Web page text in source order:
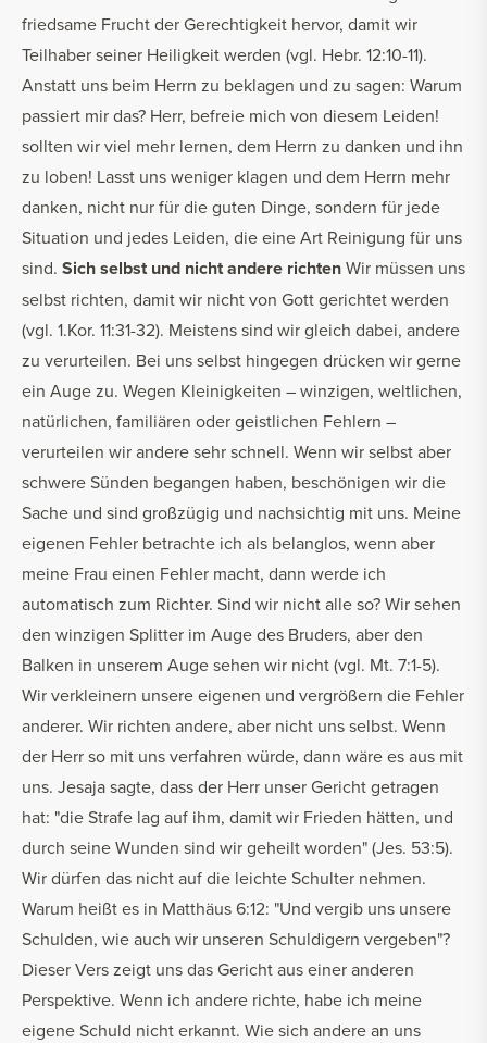
friedsame Frucht der Gerechtigkeit hervor, damit wir
Teilhaber seiner Heiligkeit werden (vgl. Hebr. 12:10-11).
Anstatt uns beim Herrn zu beklagen und zu sagen: Warum
passiert mir das? Herr, befreie mich von diesem Leiden!
sollten wir viel mehr lernen, dem Herrn zu danken und ihn
zu loben! Lasst uns weniger klagen und dem Herrn mehr
danken, nicht nur für die guten Dinge, sondern für jede
Situation und jedes Leiden, die eine Art Reinigung für uns
sind. Sich selbst und nicht andere richtenWir müssen uns
selbst richten, damit wir nicht von Gott gerichtet werden
(vgl. 1.Kor. 11:31-32). Meistens sind wir gleich dabei, andere
zu verurteilen. Bei uns selbst hingegen drücken wir gerne
ein Auge zu. Wegen Kleinigkeiten – winzigen, weltlichen,
natürlichen, familiären oder geistlichen Fehlern –
verurteilen wir andere sehr schnell. Wenn wir selbst aber
schwere Sünden begangen haben, beschönigen wir die
Sache und sind großzügig und nachsichtig mit uns. Meine
eigenen Fehler betrachte ich als belanglos, wenn aber
meine Frau einen Fehler macht, dann werde ich
automatisch zum Richter. Sind wir nicht alle so? Wir sehen
den winzigen Splitter im Auge des Bruders, aber den
Balken in unserem Auge sehen wir nicht (vgl. Mt. 7:1-5).
Wir verkleinern unsere eigenen und vergrößern die Fehler
anderer. Wir richten andere, aber nicht uns selbst. Wenn
der Herr so mit uns verfahren würde, dann wäre es aus mit
uns. Jesaja sagte, dass der Herr unser Gericht getragen
hat: "die Strafe lag auf ihm, damit wir Frieden hätten, und
durch seine Wunden sind wir geheilt worden" (Jes. 53:5).
Wir dürfen das nicht auf die leichte Schulter nehmen.
Warum heißt es in Matthäus 6:12: "Und vergib uns unsere
Schulden, wie auch wir unseren Schuldigern vergeben"?
Dieser Vers zeigt uns das Gericht aus einer anderen
Perspektive. Wenn ich andere richte, habe ich meine
eigene Schuld nicht erkannt. Wie sich andere an uns